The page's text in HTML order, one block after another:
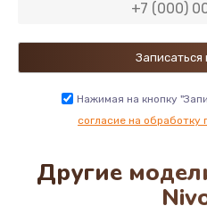
Нажимая на кнопку
согласие на обработку
Другие